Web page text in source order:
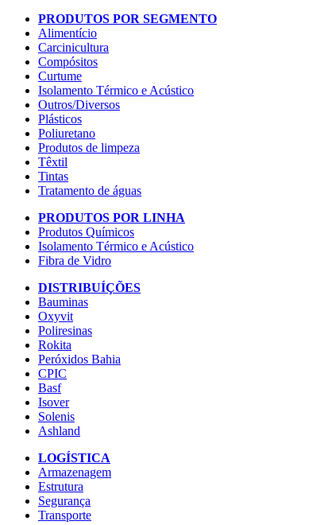
PRODUTOS POR SEGMENTO
Alimentício
Carcinicultura
Compósitos
Curtume
Isolamento Térmico e Acústico
Outros/Diversos
Plásticos
Poliuretano
Produtos de limpeza
Têxtil
Tintas
Tratamento de águas
PRODUTOS POR LINHA
Produtos Químicos
Isolamento Térmico e Acústico
Fibra de Vidro
DISTRIBUÍÇÕES
Bauminas
Oxyvit
Poliresinas
Rokita
Peróxidos Bahia
CPIC
Basf
Isover
Solenis
Ashland
LOGÍSTICA
Armazenagem
Estrutura
Segurança
Transporte